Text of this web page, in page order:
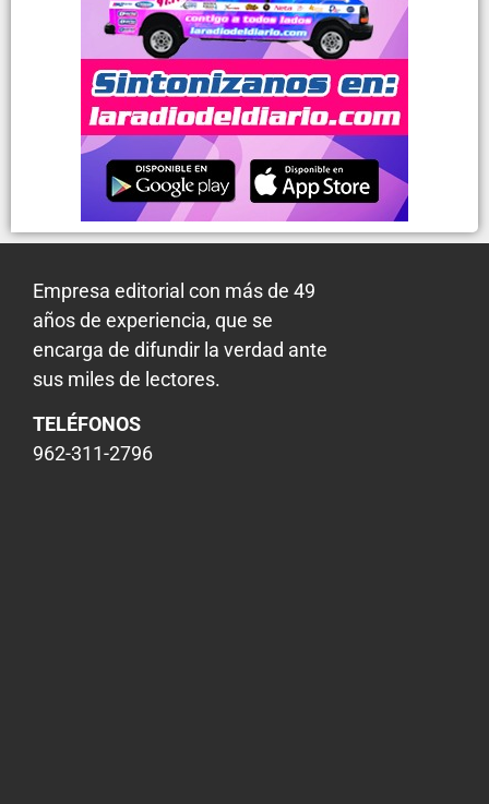
Empresa editorial con más de 49
años de experiencia, que se
encarga de difundir la verdad ante
sus miles de lectores.
TELÉFONOS
962-311-2796